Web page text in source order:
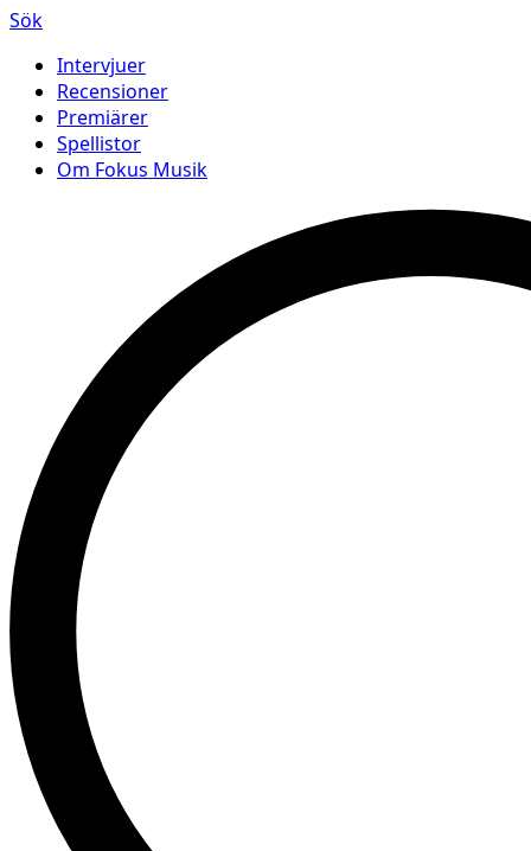
Sök
Intervjuer
Recensioner
Premiärer
Spellistor
Om Fokus Musik